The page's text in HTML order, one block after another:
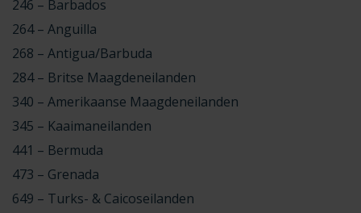
246 – Barbados
264 – Anguilla
268 – Antigua/Barbuda
284 – Britse Maagdeneilanden
340 – Amerikaanse Maagdeneilanden
345 – Kaaimaneilanden
441 – Bermuda
473 – Grenada
649 – Turks- & Caicoseilanden